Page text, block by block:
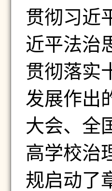
贯彻习近
近平法治
贯彻落实
发展作出
大会、全
高学校治
规启动了